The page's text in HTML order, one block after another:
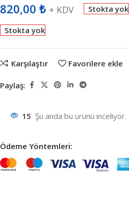
820,00 ₺ + KDV Stokta yok
Stokta yok
Karşılaştır Favorilere ekle
Paylaş:
15 Şu anda bu ürünü inceliyor.
Ödeme Yöntemleri: